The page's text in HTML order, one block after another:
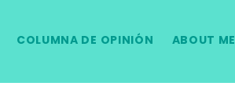
COLUMNA DE OPINIÓN ABOUT ME